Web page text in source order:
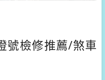
號檢修推薦/煞車